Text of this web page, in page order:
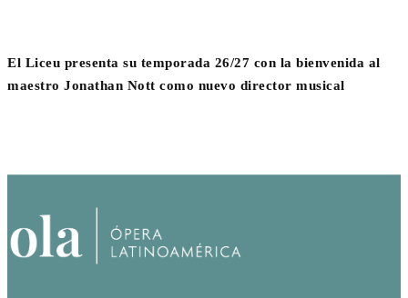
El Liceu presenta su temporada 26/27 con la bienvenida al
maestro Jonathan Nott como nuevo director musical